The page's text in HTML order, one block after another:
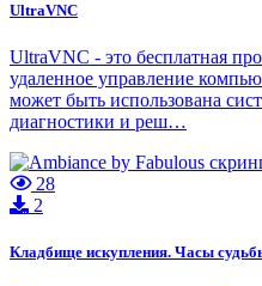
UltraVNC
UltraVNC - это бесплатная
удаленное управление
может быть использована
диагностики и реш…
28
2
Кладбище искупления. Часы